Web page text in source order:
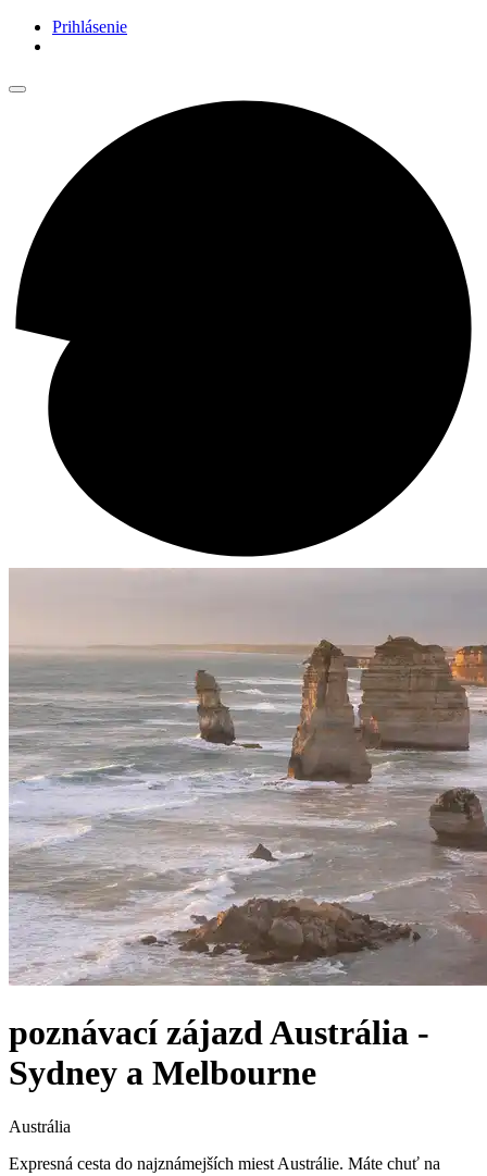
Prihlásenie
poznávací zájazdAustrália -
Sydney a Melbourne
Austrália
Expresná cesta do najznámejších miest Austrálie. Máte chuť na